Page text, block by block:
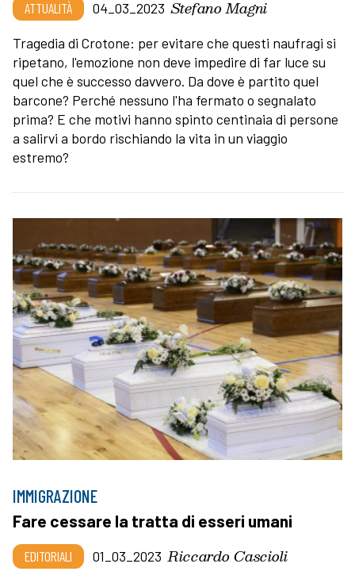
ATTUALITÀ 04_03_2023 Stefano Magni
Tragedia di Crotone: per evitare che questi naufragi si
ripetano, l'emozione non deve impedire di far luce su
quel che è successo davvero. Da dove è partito quel
barcone? Perché nessuno l'ha fermato o segnalato
prima? E che motivi hanno spinto centinaia di persone
a salirvi a bordo rischiando la vita in un viaggio
estremo?
IMMIGRAZIONE
Fare cessare la tratta di esseri umani
EDITORIALI 01_03_2023 Riccardo Cascioli